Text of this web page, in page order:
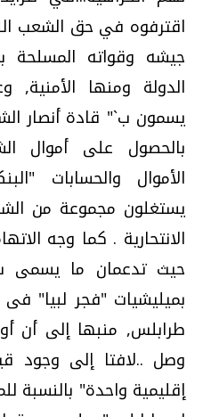
اقترفوه في حق الشعب
جيشه وقواته
الدولة ومنها
يسمون ب`" قادة أنصار
بالحصول على أموال
الأموال والحسابات
يستغلون مجموعة من
الانتحارية . كما وجه
حيث تدعمان ما يسمى
بميليشيات "فجر لبيا"
طرابلس, منبها إلى أن
وصل ..لافتا إلى وجود
إقليمية واحدة" بالنسبة